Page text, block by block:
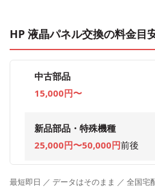
HP 液晶パネル交換の料金目
中古部品
15,000円〜
新品部品・特殊機種
25,000円〜50,000円前後
最短即日 ／ データはそのまま ／ 全国宅